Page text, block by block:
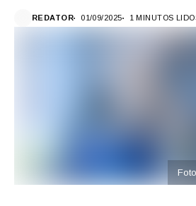
REDATOR 01/09/2025 1 MINUTOS